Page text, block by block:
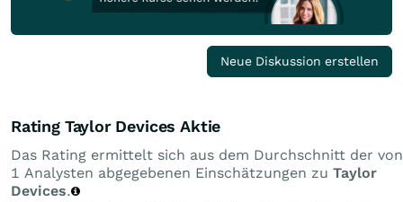
Neue Diskussion erstellen
Rating Taylor Devices Aktie
Das Rating ermittelt sich aus dem Durchschnitt der von
1 Analysten abgegebenen Einschätzungen zu Taylor
Devices.